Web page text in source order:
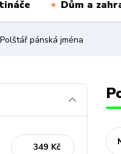
Dům a
Polštář pánská jména
Kč